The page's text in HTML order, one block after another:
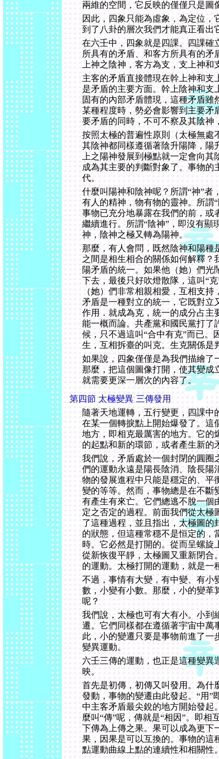
兩維的空間，它反映的僅僅只是圖
因此，四象只能為虛象，為定位，
到了八卦的層次我們才能真正看出
在六壬中，四象就是四課。四課確
所具有的矛盾、和客方所具有的矛
上神之陰神，客方為支，支上神和
主客的矛盾直接體現在幹上神和支
是矛盾的主要方面。幹上陰神和支
固有的內部矛盾體現，這種矛盾雖
某種程度時，勢必會影響到主要矛
要矛盾的同時，不可不察及其陰神
按照太極的普遍性原則（太極無處
其陰神都同樣遵循著陰升陽降，陽
上之陽神發展到極點就一定會向其
成為其主要的判斷對象了。事物的
代。
什麼叫陽神和陰神呢？所謂“神”者
有人的精神，物有物的靈神。所謂
事物已充分地暴露在我們的前，或
繼續進行。所謂“陰神”，即沒有顯
神，陰神之極又轉為陽神。
那麼，有人會問，既然陰神和陽種
之間是相生相合的關係如何解釋？
陽矛盾的統一。如果他（她）們光
下去，最後只好吹燈散隊，這叫“
（她）們非常相親相愛，互相支持
矛盾是一種對立的統一，它既對立
作用．就成為克，統一的成分占主
能一概而論。共產黨和國民黨打了
候，只不過這叫“合中有克”而已。
生，互相拆臺的叫克。生克關係是
如果說，四象僅僅是為我們描繪了
那麼，把這個圖像打開，使其變成
就需要更深一層次的內容了。
第四節 太極變異 三傳發用
隨著天地運轉，五行變更，四課中
在某一個轉捩點上開始爆發了。這
地方，即相克最厲害的地方。它的
的起點和新的環節，或者產生新的
我們說，矛盾處於一個封閉的圓圈
們的運動永遠是陽長陰消、陰長陽
物的發展進程中只能是穩定的、平
變的等等。然而，事物總是在不斷
有產生有來亡。它們總逃不脫一個
定之否定的過程。前面我們從太極
了這種過程，並且指出，太極圖的
的狀態，但這種常穩不是恒定的，
時。它必然是打開的。從而呈螺旋
從新恢復平靜，太極圖又重新閉合
的運動。太極打開的運動，就是一
不過，事情有大變，有中變、有小
數，小變有小數。那麼，小的變革
呢？
我們說，太極也可有大有小。小到
遷。它們同樣都在遵循著宇宙中萬
此，小的變遷只要是事物前進了一
變異運動。
六壬三傳的運動，也正是這種變異
映。
首先是初傳，初傳又叫發用。為什
發動，事物的變遷由此發起。“用”
中主客矛盾最尖銳的地方開始發起
麼叫“傳”呢，傳就是“相因”。即相
下傳為上傳之果。果可以成為更下
果，因果是可以互換的。事物的這
點運動曲線上點的連續性和相關性